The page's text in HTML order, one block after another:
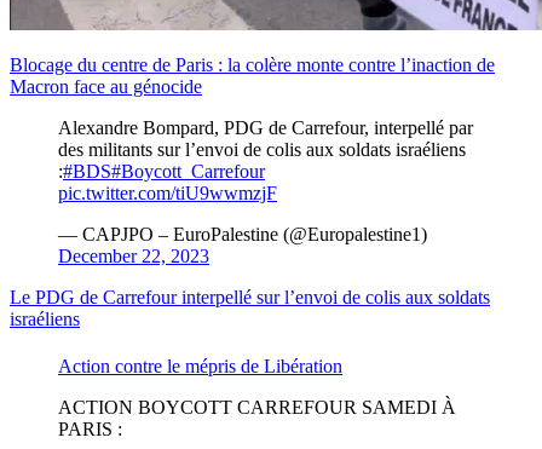
Blocage du centre de Paris : la colère monte contre l’inaction de
Macron face au génocide
Alexandre Bompard, PDG de Carrefour, interpellé par
des militants sur l’envoi de colis aux soldats israéliens
:#BDS#Boycott_Carrefour
pic.twitter.com/tiU9wwmzjF
— CAPJPO – EuroPalestine (@Europalestine1)
December 22, 2023
Le PDG de Carrefour interpellé sur l’envoi de colis aux soldats
israéliens
Action contre le mépris de Libération
ACTION BOYCOTT CARREFOUR SAMEDI À
PARIS :